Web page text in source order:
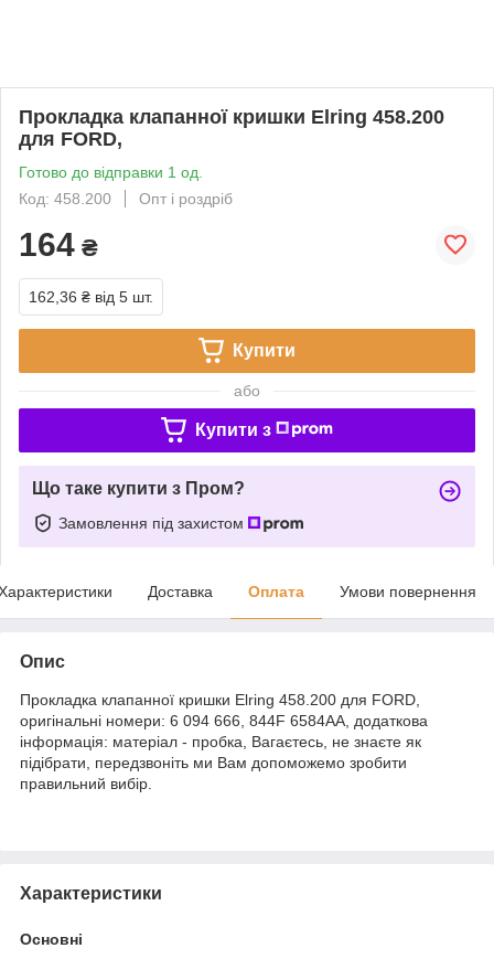
Прокладка клапанної кришки Elring 458.200
для FORD,
Готово до відправки 1 од.
Код: 458.200
Опт і роздріб
164 ₴
162,36 ₴ від 5 шт.
Купити
або
Купити з
Що таке купити з Пром?
Замовлення під захистом
Доставка Оплата Умови повернення
Опис
Прокладка клапанної кришки Elring 458.200 для FORD,
оригінальні номери: 6 094 666, 844F 6584AA, додаткова
інформація: матеріал - пробка, Вагаєтесь, не знаєте як
підібрати, передзвоніть ми Вам допоможемо зробити
правильний вибір.
Характеристики
Основні